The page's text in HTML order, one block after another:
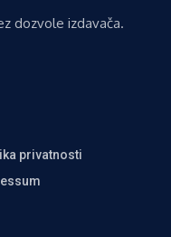
dozvole izdavača.
privatnosti